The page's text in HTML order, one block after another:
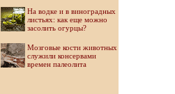
На водке и в виноградных
листьях: как еще можно
засолить огурцы?
Мозговые кости животных
служили консервами
времен палеолита